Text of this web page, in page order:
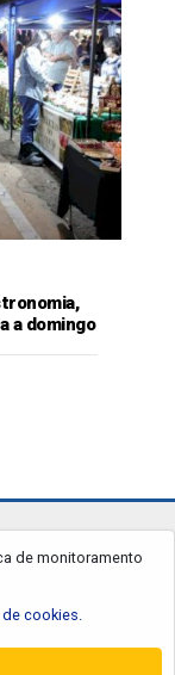
a domingo
de monitoramento
cookies.